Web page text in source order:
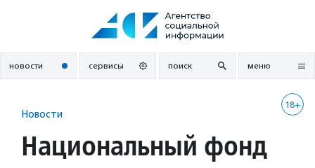
новости сервисы поиск меню
18+
Новости
Национальный фонд